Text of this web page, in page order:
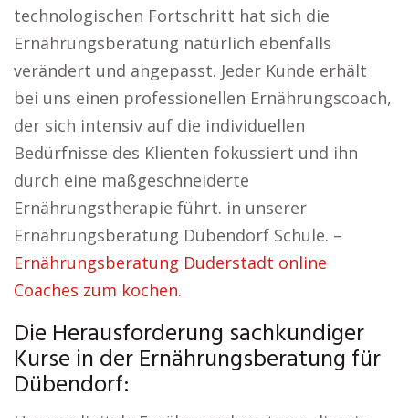
technologischen Fortschritt hat sich die
Ernährungsberatung natürlich ebenfalls
verändert und angepasst. Jeder Kunde erhält
bei uns einen professionellen Ernährungscoach,
der sich intensiv auf die individuellen
Bedürfnisse des Klienten fokussiert und ihn
durch eine maßgeschneiderte
Ernährungstherapie führt. in unserer
Ernährungsberatung Dübendorf Schule. –
Ernährungsberatung Duderstadt online
Coaches zum kochen.
Die Herausforderung sachkundiger
Kurse in der Ernährungsberatung für
Dübendorf: